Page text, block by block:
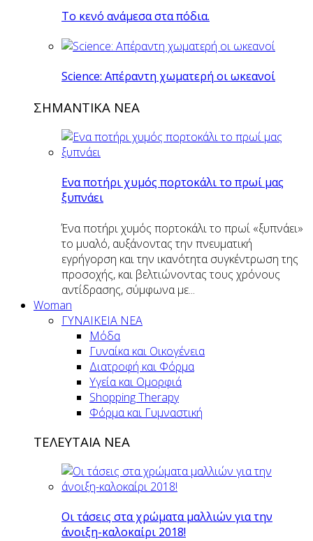
Το κενό ανάμεσα στα πόδια.
Science: Απέραντη χωματερή οι ωκεανοί
ΣΗΜΑΝΤΙΚΑ ΝΕΑ
Eνα ποτήρι χυμός πορτοκάλι το πρωί μας
ξυπνάει
Ένα ποτήρι χυμός πορτοκάλι το πρωί «ξυπνάει»
το μυαλό, αυξάνοντας την πνευματική
εγρήγορση και την ικανότητα συγκέντρωση της
προσοχής, και βελτιώνοντας τους χρόνους
αντίδρασης, σύμφωνα με...
Woman
ΓΥΝΑΙΚΕΙΑ ΝΕΑ
Μόδα
Γυναίκα και Οικογένεια
Διατροφή και Φόρμα
Υγεία και Ομορφιά
Shopping Therapy
Φόρμα και Γυμναστική
ΤΕΛΕΥΤΑΙΑ ΝΕΑ
Οι τάσεις στα χρώματα μαλλιών για την
άνοιξη-καλοκαίρι 2018!